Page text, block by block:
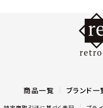
商品一覧 ブランド一